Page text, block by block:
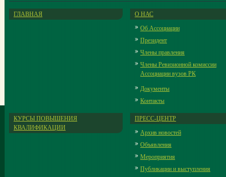
ГЛАВНАЯ
О НАС
Об Ассоциации
Президент
Члены правления
Члены Ревизионной комиссии
Ассоциации вузов РК
Документы
Контакты
КУРСЫ ПОВЫШЕНИЯ
КВАЛИФИКАЦИИ
ПРЕСС-ЦЕНТР
Архив новостей
Объявления
Мероприятия
Публикации и выступления